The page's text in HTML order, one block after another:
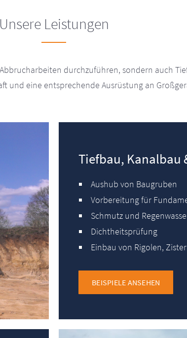
Unsere Leistungen
durchzuführen, sondern auch
und eine entsprechende Ausrüstung an
Tiefbau, Kanalbau
Aushub von Baugruben
Vorbereitung für
Schmutz und
Dichtheitsprüfung
Einbau von Rigolen,
BEISPIELE ANSEHEN